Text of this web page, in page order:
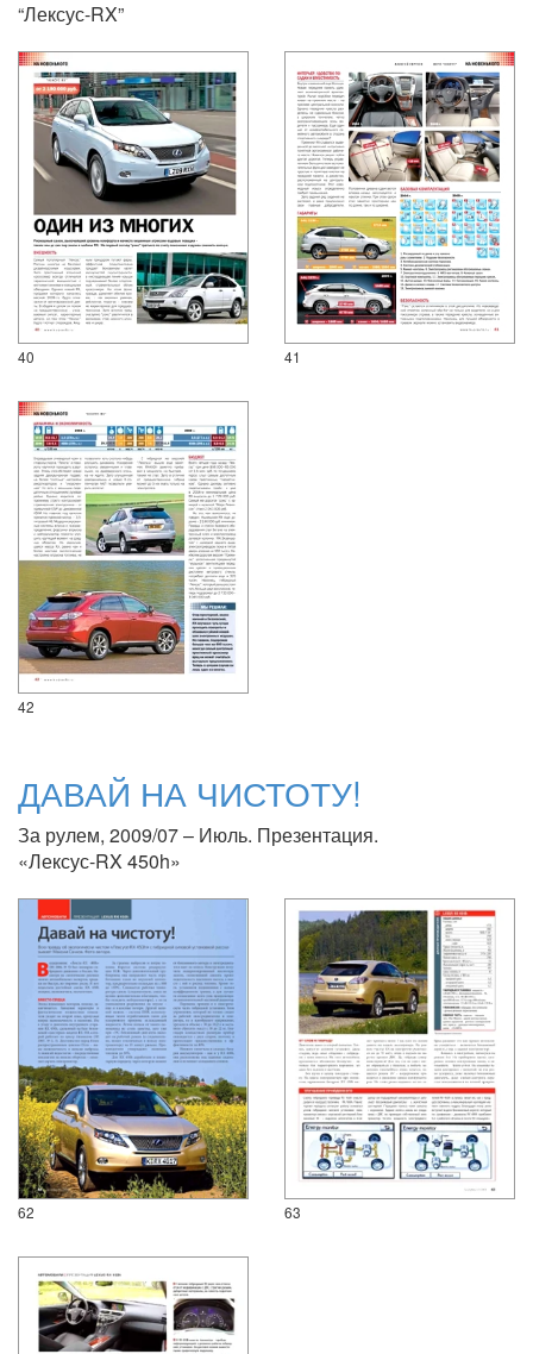
“Лексус-RX”
40 41
42
ДАВАЙ НА ЧИСТОТУ!
За рулем, 2009/07 – Июль. Презентация.
«Лексус-RX 450h»
62 63